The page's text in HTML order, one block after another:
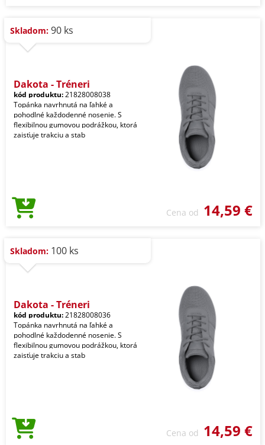
Skladom: 90 ks
Dakota - Tréneri
kód produktu:21828008038
Topánka navrhnutá na ľahké a
pohodlné každodenné nosenie. S
flexibilnou gumovou podrážkou, ktorá
zaisťuje trakciu a stab
Cena od 14,59 €
Skladom: 100 ks
Dakota - Tréneri
kód produktu:21828008036
Topánka navrhnutá na ľahké a
pohodlné každodenné nosenie. S
flexibilnou gumovou podrážkou, ktorá
zaisťuje trakciu a stab
Cena od 14,59 €